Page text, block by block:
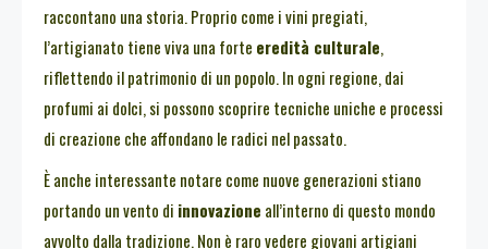
raccontano una storia. Proprio come i vini pregiati,
l’artigianato tiene viva una forte eredità culturale,
riflettendo il patrimonio di un popolo. In ogni regione, dai
profumi ai dolci, si possono scoprire tecniche uniche e processi
di creazione che affondano le radici nel passato.
È anche interessante notare come nuove generazioni stiano
portando un vento di innovazione all’interno di questo mondo
avvolto dalla tradizione. Non è raro vedere giovani artigiani